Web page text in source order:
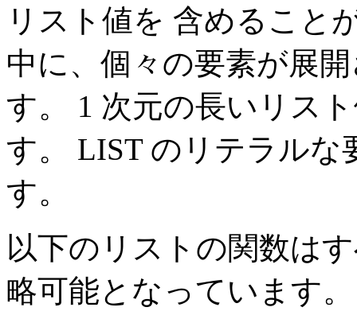
リスト値を 含めること
中に、個々の要素が展
す。 1 次元の長いリス
す。 LIST のリテラル
す。
以下のリストの関数は
略可能となっています